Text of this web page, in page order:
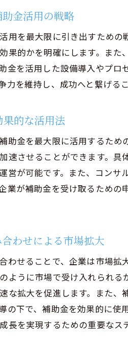
金活用の戦略
用を最大限に引き出すため
果的かを明確にします。ま
金を活用した設備導入やプ
を維持し、成功へと繋げる
的な活用法
助金を最大限に活用するた
速させることができます。
営が可能です。また、コン
業が補助金を受け取るため
わせによる市場拡大
わせることで、企業は市場
ように市場で受け入れられ
な拡大を促進します。また
の下で、補助金を効果的に
長を実現するための重要なス